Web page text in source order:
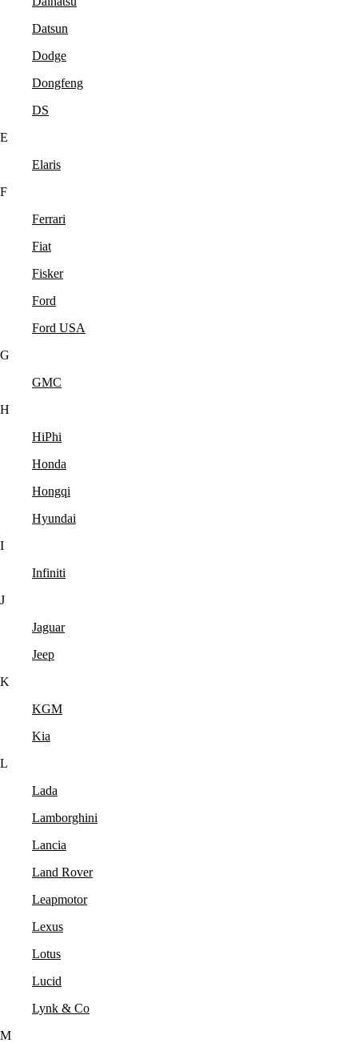
Datsun
Dodge
Dongfeng
DS
E
Elaris
F
Ferrari
Fiat
Fisker
Ford
Ford USA
G
GMC
H
HiPhi
Honda
Hongqi
Hyundai
I
Infiniti
J
Jaguar
Jeep
K
KGM
Kia
L
Lada
Lamborghini
Lancia
Land Rover
Leapmotor
Lexus
Lotus
Lucid
Lynk & Co
M